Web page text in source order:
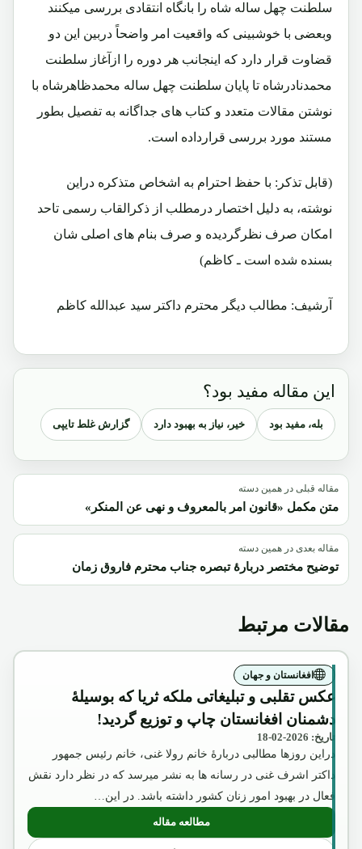
سلطنت چهل ساله شاه را بانگاه انتقادی بررسی میکنند
وبعضی با خوشبینی که واقعیت امر واضحاً دربین این دو
قضاوت قرار دارد که اینجانب هر دوره را ازآغاز سلطنت
محمدنادرشاه تا پایان سلطنت چهل ساله محمدظاهرشاه با
نوشتن مقالات متعدد و کتاب های جداگانه به تفصیل بطور
مستند مورد بررسی قرارداده است.
(قابل تذکر: با حفظ احترام به اشخاص متذکره دراین
نوشته، به دلیل اختصار درمطلب از ذکرالقاب رسمی تاحد
امکان صرف نظرگردیده و صرف بنام های اصلی شان
بسنده شده است ـ کاظم)
آرشیف: مطالب دیگر محترم داکتر سید عبدالله کاظم
این مقاله مفید بود؟
بله، مفید بود خیر، نیاز به بهبود دارد گزارش غلط تایپی
مقاله قبلی در همین دسته
متن مکمل «قانون امر بالمعروف و نهی عن المنکر»
مقاله بعدی در همین دسته
توضیح مختصر دربارۀ تبصره جناب محترم فاروق زمان
مقالات مرتبط
افغانستان و جهان
عکس تقلبی و تبلیغاتی ملکه ثریا که بوسیلۀ
دشمنان افغانستان چاپ و توزیع گردید!
تاریخ: 2026-02-18
دراین روزها مطالبی دربارۀ خانم رولا غنی، خانم رئیس جمهور
داکتر اشرف غنی در رسانه ها به نشر میرسد که در نظر دارد نقش
فعال در بهبود امور زنان کشور داشته باشد. در این…
مطالعه مقاله: عکس تقلبی و تبلیغاتی ملکه ثریا که